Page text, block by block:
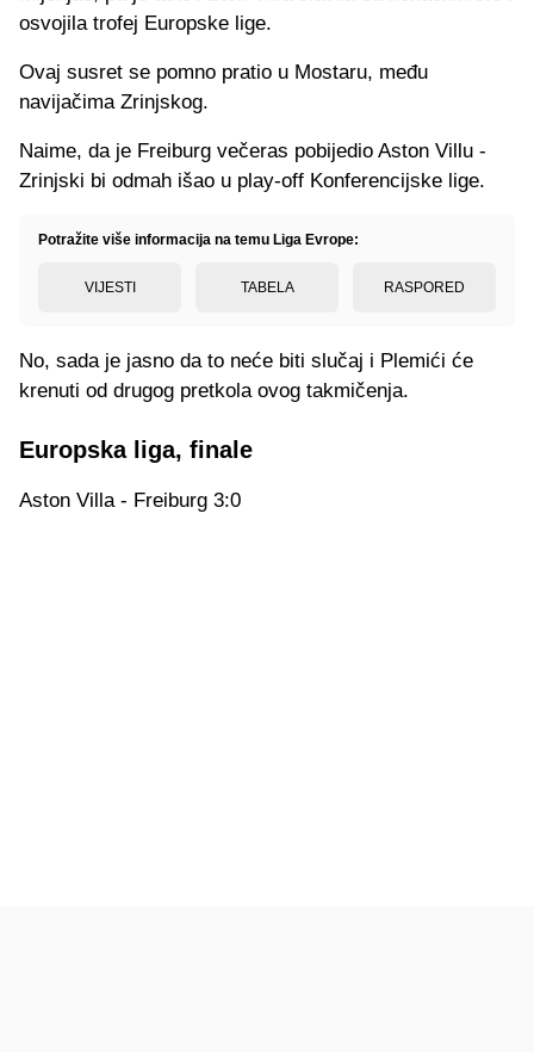
osvojila trofej Europske lige.
Ovaj susret se pomno pratio u Mostaru, među
navijačima Zrinjskog.
Naime, da je Freiburg večeras pobijedio Aston Villu -
Zrinjski bi odmah išao u play-off Konferencijske lige.
Potražite više informacija na temu Liga Evrope:
VIJESTI TABELA RASPORED
No, sada je jasno da to neće biti slučaj i Plemići će
krenuti od drugog pretkola ovog takmičenja.
Europska liga, finale
Aston Villa - Freiburg 3:0